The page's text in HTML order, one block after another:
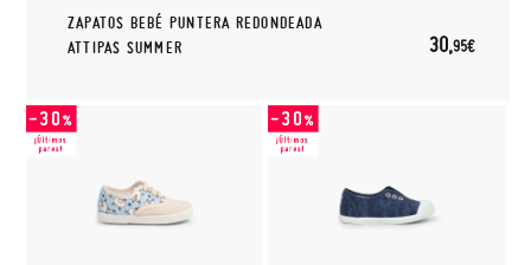
ZAPATOS BEBÉ PUNTERA REDONDEADA
ATTIPAS SUMMER
30,95€